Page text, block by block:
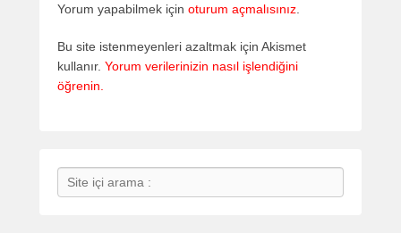
Yorum yapabilmek için oturum açmalısınız.
Bu site istenmeyenleri azaltmak için Akismet
kullanır. Yorum verilerinizin nasıl işlendiğini
öğrenin.
Search